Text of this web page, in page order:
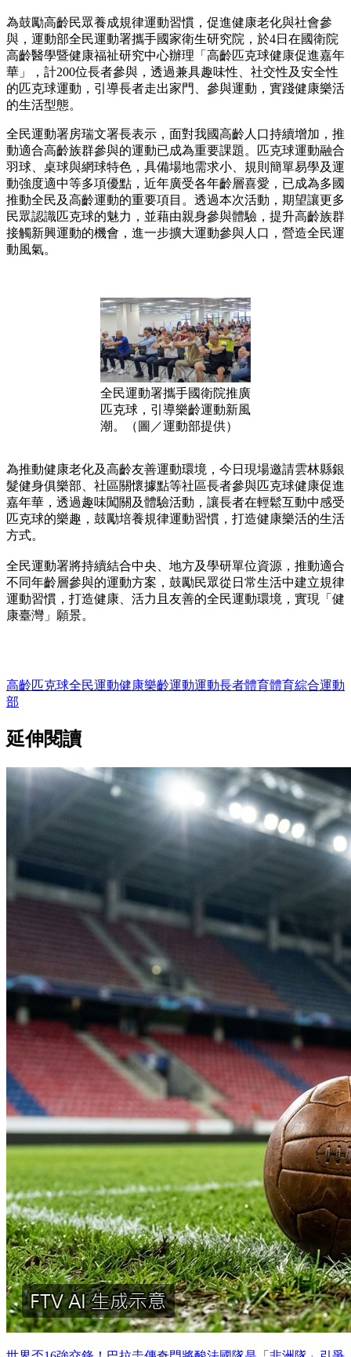
為鼓勵高齡民眾養成規律運動習慣，促進健康老化與社會參
與，運動部全民運動署攜手國家衛生研究院，於4日在國衛院
高齡醫學暨健康福祉研究中心辦理「高齡匹克球健康促進嘉年
華」，計200位長者參與，透過兼具趣味性、社交性及安全性
的匹克球運動，引導長者走出家門、參與運動，實踐健康樂活
的生活型態。
全民運動署房瑞文署長表示，面對我國高齡人口持續增加，推
動適合高齡族群參與的運動已成為重要課題。匹克球運動融合
羽球、桌球與網球特色，具備場地需求小、規則簡單易學及運
動強度適中等多項優點，近年廣受各年齡層喜愛，已成為多國
推動全民及高齡運動的重要項目。透過本次活動，期望讓更多
民眾認識匹克球的魅力，並藉由親身參與體驗，提升高齡族群
接觸新興運動的機會，進一步擴大運動參與人口，營造全民運
動風氣。
全民運動署攜手國衛院推廣
匹克球，引導樂齡運動新風
潮。（圖／運動部提供）
為推動健康老化及高齡友善運動環境，今日現場邀請雲林縣銀
髮健身俱樂部、社區關懷據點等社區長者參與匹克球健康促進
嘉年華，透過趣味闖關及體驗活動，讓長者在輕鬆互動中感受
匹克球的樂趣，鼓勵培養規律運動習慣，打造健康樂活的生活
方式。
全民運動署將持續結合中央、地方及學研單位資源，推動適合
不同年齡層參與的運動方案，鼓勵民眾從日常生活中建立規律
運動習慣，打造健康、活力且友善的全民運動環境，實現「健
康臺灣」願景。
高齡匹克球全民運動健康樂齡運動運動長者體育體育綜合運動
部
延伸閱讀